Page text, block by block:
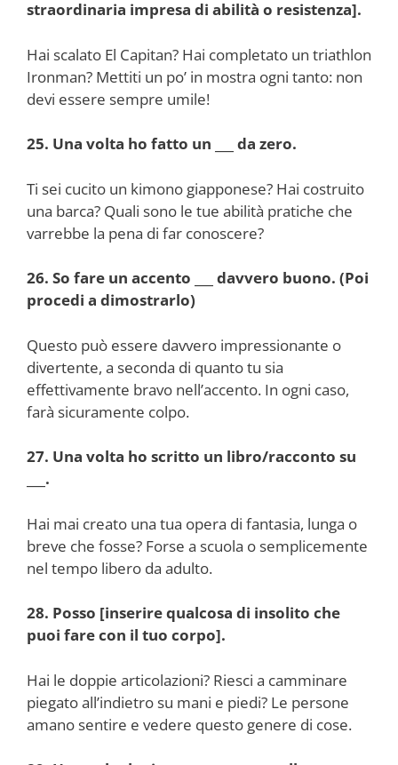
straordinaria impresa di abilità o resistenza].
Hai scalato El Capitan? Hai completato un triathlon
Ironman? Mettiti un po’ in mostra ogni tanto: non
devi essere sempre umile!
25. Una volta ho fatto un ___ da zero.
Ti sei cucito un kimono giapponese? Hai costruito
una barca? Quali sono le tue abilità pratiche che
varrebbe la pena di far conoscere?
26. So fare un accento ___ davvero buono. (Poi
procedi a dimostrarlo)
Questo può essere davvero impressionante o
divertente, a seconda di quanto tu sia
effettivamente bravo nell’accento. In ogni caso,
farà sicuramente colpo.
27. Una volta ho scritto un libro/racconto su
___.
Hai mai creato una tua opera di fantasia, lunga o
breve che fosse? Forse a scuola o semplicemente
nel tempo libero da adulto.
28. Posso [inserire qualcosa di insolito che
puoi fare con il tuo corpo].
Hai le doppie articolazioni? Riesci a camminare
piegato all’indietro su mani e piedi? Le persone
amano sentire e vedere questo genere di cose.